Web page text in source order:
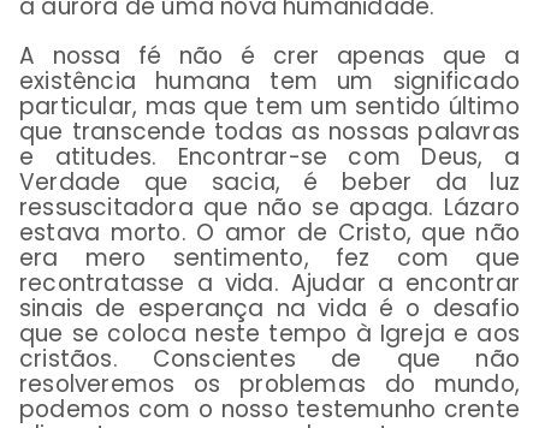
a aurora de uma nova humanidade.
A nossa fé não é crer apenas que a
existência humana tem um significado
particular, mas que tem um sentido último
que transcende todas as nossas palavras
e atitudes. Encontrar-se com Deus, a
Verdade que sacia, é beber da luz
ressuscitadora que não se apaga. Lázaro
estava morto. O amor de Cristo, que não
era mero sentimento, fez com que
recontratasse a vida. Ajudar a encontrar
sinais de esperança na vida é o desafio
que se coloca neste tempo à Igreja e aos
cristãos. Conscientes de que não
resolveremos os problemas do mundo,
podemos com o nosso testemunho crente